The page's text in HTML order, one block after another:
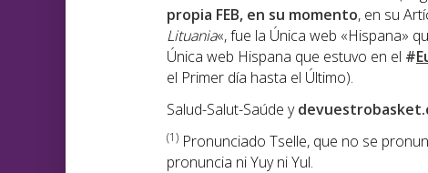
propia FEB, en su momento, en su
Lituania«, fue la Única web «Hispana»
Única web Hispana que estuvo en el #
el Primer día hasta el Último).
Salud-Salut-Saúde y
(1) Pronunciado Tselle, que no se
pronuncia ni Yuy ni Yul.